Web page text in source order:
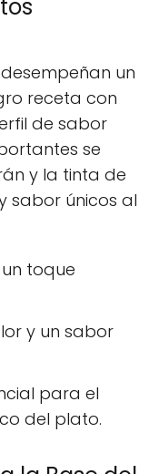
un
receta con
de sabor
se
y la tinta de
sabor únicos al
toque
y un sabor
para el
del plato.